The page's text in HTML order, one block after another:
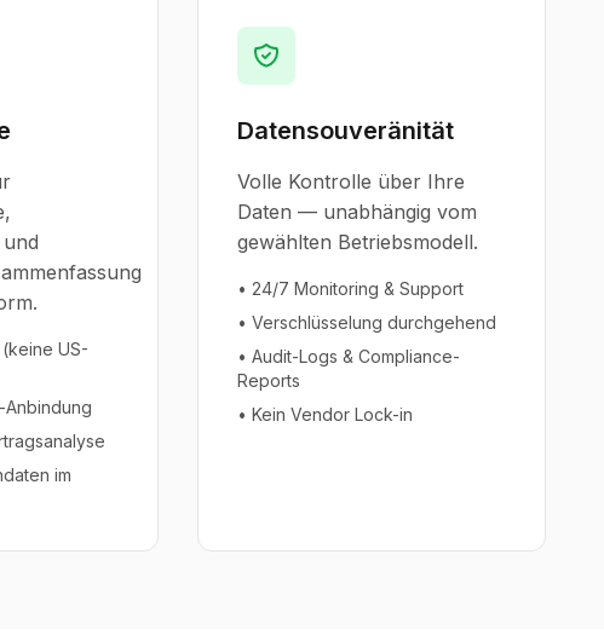
US-
Anbindung
im
Datensouveränität
Volle Kontrolle über Ihre
Daten — unabhängig vom
gewählten Betriebsmodell.
• 24/7 Monitoring & Support
• Verschlüsselung durchgehend
• Audit-Logs & Compliance-
Reports
• Kein Vendor Lock-in